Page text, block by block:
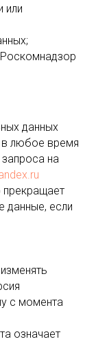
или
данных
любое время
на
прекращает
данные, если
с момента
означает